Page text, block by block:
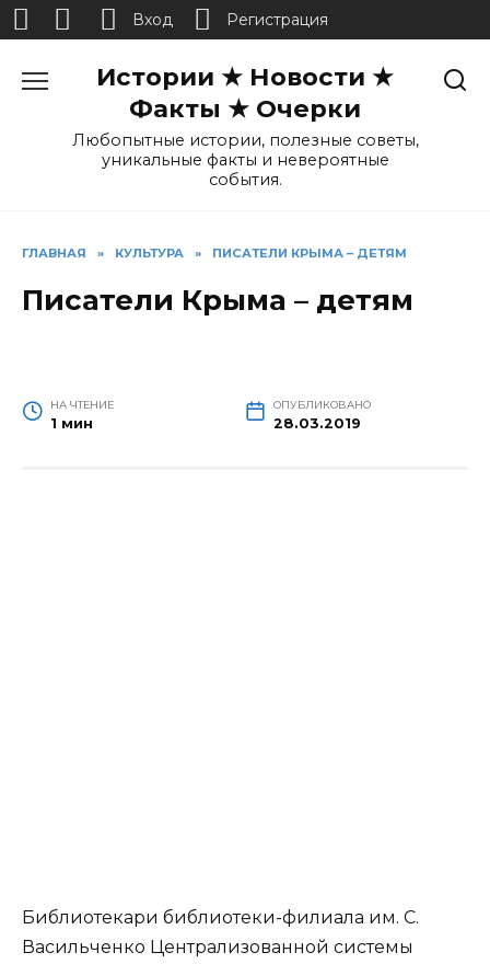
Истории ★ Новости ★
Факты ★ Очерки
Любопытные истории, полезные советы,
уникальные факты и невероятные
события.
ГЛАВНАЯ » КУЛЬТУРА » ПИСАТЕЛИ КРЫМА – ДЕТЯМ
Писатели Крыма – детям
НА ЧТЕНИЕ
1 мин
ОПУБЛИКОВАНО
28.03.2019
Библиотекари библиотеки-филиала им. С.
Васильченко Централизованной системы
Вход Регистрация